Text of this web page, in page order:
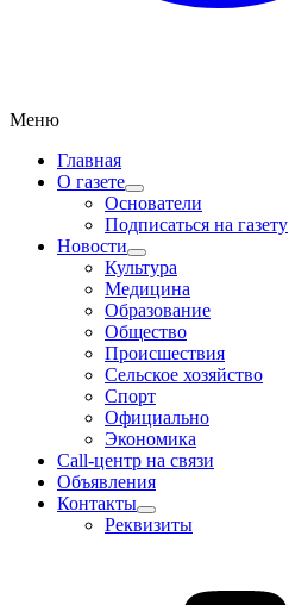
Меню
Главная
О газете
Основатели
Подписаться на газету
Новости
Культура
Медицина
Образование
Общество
Происшествия
Сельское хозяйство
Спорт
Официально
Экономика
Call-центр на связи
Объявления
Контакты
Реквизиты